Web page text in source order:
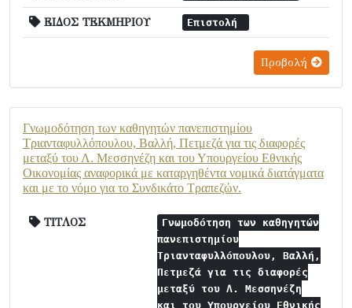
ΕΙΔΟΣ ΤΕΚΜΗΡΙΟΥ Επιστολή
Προβολή
Γνωμοδότηση των καθηγητών πανεπιστημίου
Τριανταφυλλόπουλου, Βαλλή, Πετμεζά για τις διαφορές
μεταξύ του Λ. Μεσσηνέζη και του Υπουργείου Εθνικής
Οικονομίας αναφορικά με καταργηθέντα νομικά διατάγματα
και με το νόμο για το Συνδικάτο Τραπεζών.
ΤΙΤΛΟΣ
Γνωμοδότηση των καθηγητών
πανεπιστημίου
Τριανταφυλλόπουλου, Βαλλή,
Πετμεζά για τις διαφορές
μεταξύ του Λ. Μεσσηνέζη
και του Υπουργείου Εθνικής